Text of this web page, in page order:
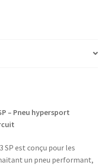
– Pneu hypersport
SP est conçu pour les
un pneu performant,